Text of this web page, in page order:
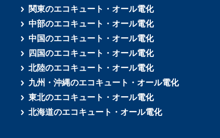
関東のエコキュート・オール電化
中部のエコキュート・オール電化
中国のエコキュート・オール電化
四国のエコキュート・オール電化
北陸のエコキュート・オール電化
九州・沖縄のエコキュート・オール電化
東北のエコキュート・オール電化
北海道のエコキュート・オール電化